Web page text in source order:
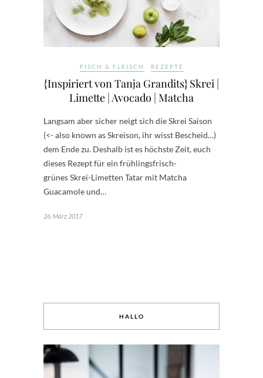
FISCH & FLEISCH REZEPTE
{Inspiriert von Tanja Grandits} Skrei |
Limette | Avocado | Matcha
Langsam aber sicher neigt sich die Skrei Saison
(<- also known as Skreison, ihr wisst Bescheid…)
dem Ende zu. Deshalb ist es höchste Zeit, euch
dieses Rezept für ein frühlingsfrisch-
grünes Skrei-Limetten Tatar mit Matcha
Guacamole und…
26. März 2017
HALLO